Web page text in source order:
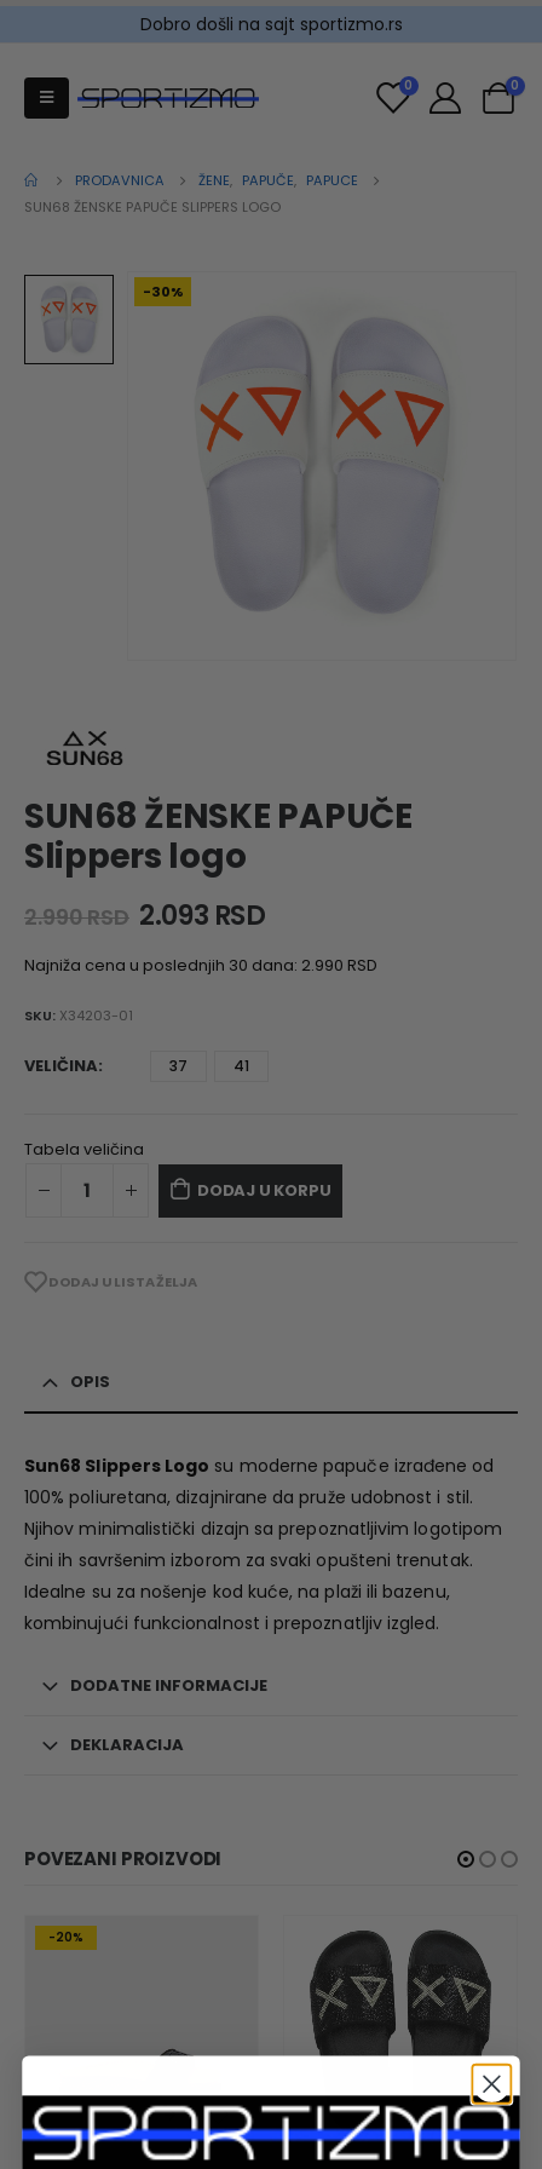
Dobro došli na sajt sportizmo.rs
0 0
PRODAVNICA ŽENE, PAPUČE, PAPUCE
SUN68 ŽENSKE PAPUČE SLIPPERS LOGO
-30%
SUN68 ŽENSKE PAPUČE
Slippers logo
2.990RSD Original
was:
2.093 RSDCurrent
is:
Najniža cena u poslednjih 30 dana: 2.990 RSD
SKU: X34203-01
VELIČINA 37 41
Tabela veličina
DODAJ U KORPU
DODAJ U LISTA ŽELJA
OPIS
Sun68 Slippers Logo su moderne papuče izrađene od
100% poliuretana, dizajnirane da pruže udobnost i stil.
Njihov minimalistički dizajn sa prepoznatljivim logotipom
čini ih savršenim izborom za svaki opušteni trenutak.
Idealne su za nošenje kod kuće, na plaži ili bazenu,
kombinujući funkcionalnost i prepoznatljiv izgled.
DODATNE INFORMACIJE
DEKLARACIJA
POVEZANI PROIZVODI
-20%